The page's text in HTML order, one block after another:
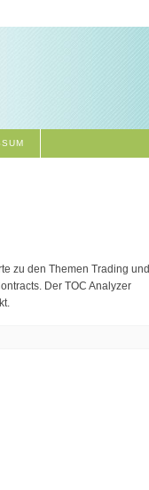
zu den Themen Trading und
Der TOC Analyzer